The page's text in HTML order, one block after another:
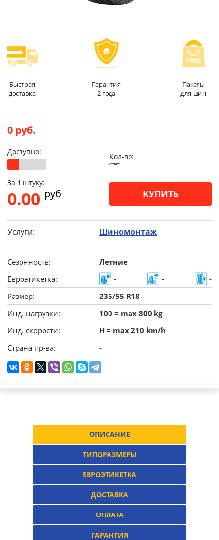
Быстрая
доставка
Гарантия
2 года
Пакеты
для шин
0 руб.
Доступно:
Кол-во:
За 1 штуку:
0.00 pуб КУПИТЬ
Услуги: Шиномонтаж
Сезонность:
Летние
Евроэтикетка:
- -
-
Размер:
235/55 R18
Инд. нагрузки:
100 = max 800 kg
Инд. скорости:
H = max 210 km/h
Страна пр-ва:
-
ОПИСАНИЕ
ТИПОРАЗМЕРЫ
ЕВРОЭТИКЕТКА
ДОСТАВКА
ОПЛАТА
ГАРАНТИЯ